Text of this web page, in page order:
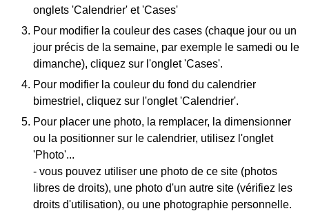
onglets 'Calendrier' et 'Cases'
Pour modifier la couleur des cases (chaque jour ou un
jour précis de la semaine, par exemple le samedi ou le
dimanche), cliquez sur l'onglet 'Cases'.
Pour modifier la couleur du fond du calendrier
bimestriel, cliquez sur l'onglet 'Calendrier'.
Pour placer une photo, la remplacer, la dimensionner
ou la positionner sur le calendrier, utilisez l'onglet
'Photo'...
- vous pouvez utiliser une photo de ce site (photos
libres de droits), une photo d'un autre site (vérifiez les
droits d'utilisation), ou une photographie personnelle.